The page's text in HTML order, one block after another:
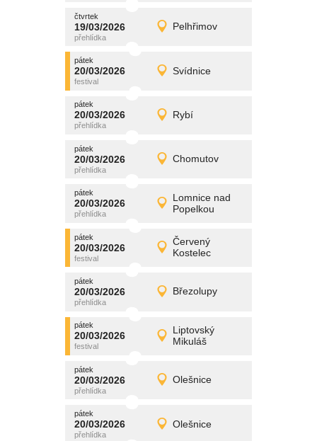
čtvrtek
19/03/2026 Pelhřimov
čtvrtek
19/03/2026 Detail
promítání
pátek
20/03/2026 Svídnice
pátek
20/03/2026 Detail
promítání
pátek
20/03/2026 Rybí
pátek
20/03/2026 Detail
promítání
pátek
20/03/2026 Chomutov
pátek
20/03/2026 Detail
promítání
pátek
20/03/2026
Lomnice nad
Popelkou
pátek
20/03/2026 Detail
promítání
pátek
20/03/2026
Červený
Kostelec
pátek
20/03/2026 Detail
promítání
pátek
20/03/2026 Březolupy
pátek
20/03/2026 Detail
promítání
pátek
20/03/2026
Liptovský
Mikuláš
pátek
20/03/2026 Detail
promítání
pátek
20/03/2026 Olešnice
pátek
20/03/2026 Detail
promítání
pátek
20/03/2026 Olešnice
pátek
20/03/2026 Detail
promítání